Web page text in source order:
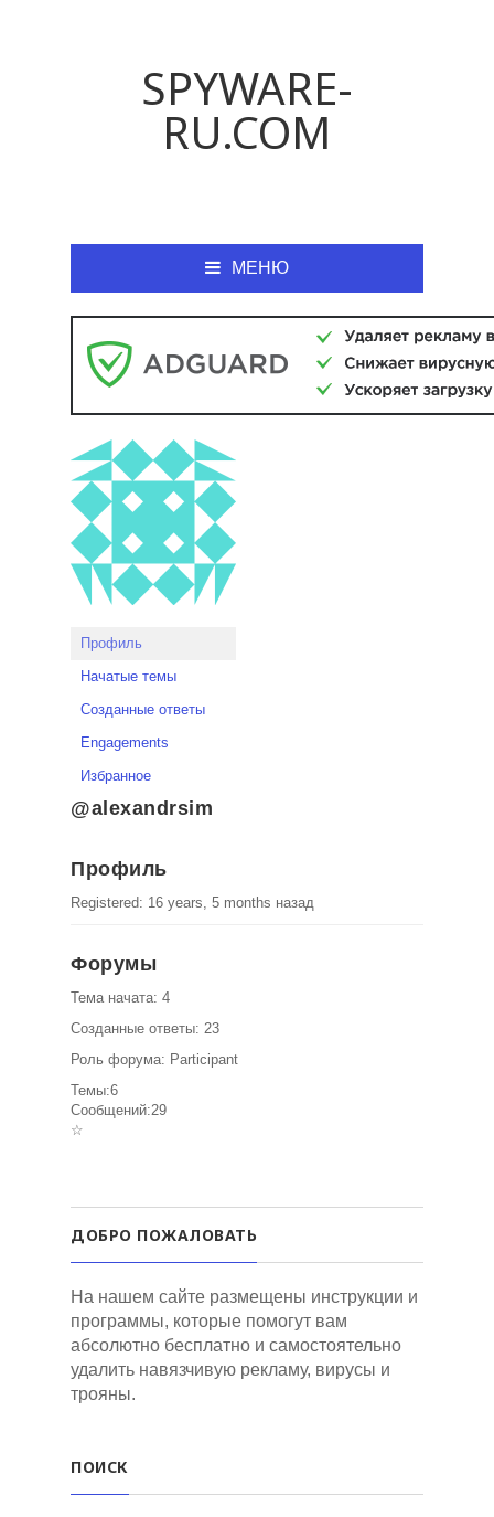
SPYWARE-
RU.COM
МЕНЮ
Профиль
Начатые темы
Созданные ответы
Engagements
Избранное
@alexandrsim
Профиль
Registered: 16 years, 5 months назад
Форумы
Тема начата: 4
Созданные ответы: 23
Роль форума: Participant
Темы:6
Сообщений:29
☆
ДОБРО ПОЖАЛОВАТЬ
На нашем сайте размещены инструкции и
программы, которые помогут вам
абсолютно бесплатно и самостоятельно
удалить навязчивую рекламу, вирусы и
трояны.
ПОИСК